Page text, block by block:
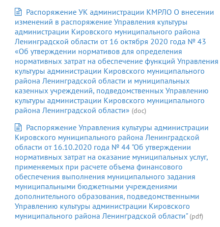
Распоряжение УК администрации КМРЛО О внесении
изменений в распоряжение Управления культуры
администрации Кировского муниципального района
Ленинградской области от 16 октября 2020 года № 43
«Об утверждении нормативов для определения
нормативных затрат на обеспечение функций Управления
культуры администрации Кировского муниципального
района Ленинградской области и муниципальных
казенных учреждений, подведомственных Управлению
культуры администрации Кировского муниципального
района Ленинградской области» (doc)
Распоряжение Управления культуры администрации
Кировского муниципального района Ленинградской
области от 16.10.2020 года № 44 "Об утверждении
нормативных затрат на оказание муниципальных услуг,
применяемых при расчете объема финансового
обеспечения выполнения муниципального задания
муниципальными бюджетными учреждениями
дополнительного образования, подведомственными
Управлению культуры администрации Кировского
муниципального района Ленинградской области" (pdf)